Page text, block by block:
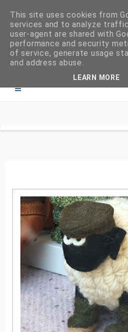
This site uses cookies from
services and to analyze
user-agent are shared with
performance and security
of service, generate usage
and address abuse.
LEARN MORE